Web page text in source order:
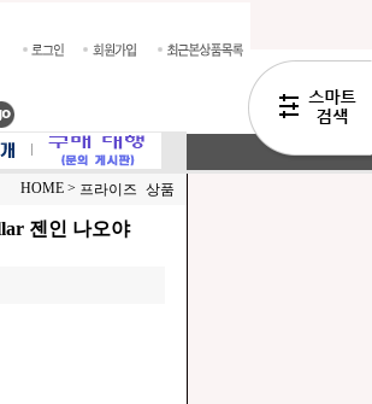
HOME > 프라이즈 상품
젠인 나오야